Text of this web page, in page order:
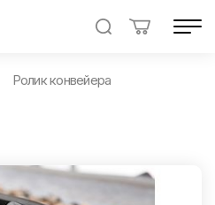
Ролик конвейера